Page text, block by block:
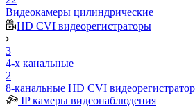
Видеокамеры цилиндрические
HD CVI видеорегистраторы
3
4-х канальные
2
8-канальные HD CVI
IP камеры видеонаблюдения